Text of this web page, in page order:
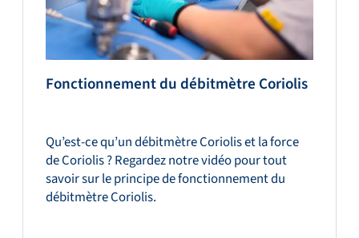
Fonctionnement du débitmètre Coriolis
Qu’est-ce qu’un débitmètre Coriolis et la force
de Coriolis ? Regardez notre vidéo pour tout
savoir sur le principe de fonctionnement du
débitmètre Coriolis.